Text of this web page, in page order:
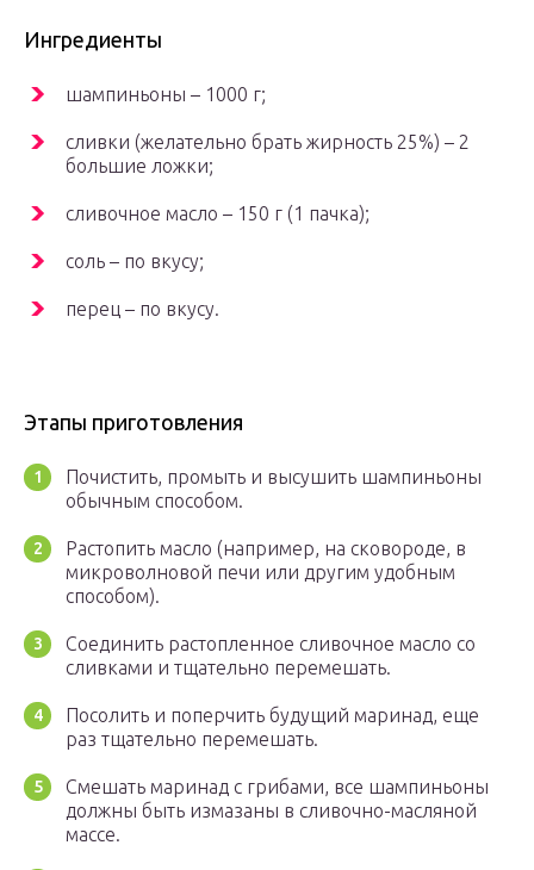
Ингредиенты
шампиньоны – 1000 г;
сливки (желательно брать жирность 25%) – 2
большие ложки;
сливочное масло – 150 г (1 пачка);
соль – по вкусу;
перец – по вкусу.
Этапы приготовления
Почистить, промыть и высушить шампиньоны
обычным способом.
Растопить масло (например, на сковороде, в
микроволновой печи или другим удобным
способом).
Соединить растопленное сливочное масло со
сливками и тщательно перемешать.
Посолить и поперчить будущий маринад, еще
раз тщательно перемешать.
Смешать маринад с грибами, все шампиньоны
должны быть измазаны в сливочно-масляной
массе.